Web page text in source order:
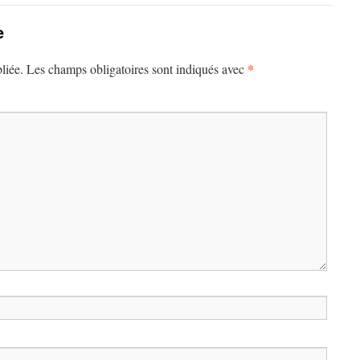
Les champs obligatoires sont indiqués avec *